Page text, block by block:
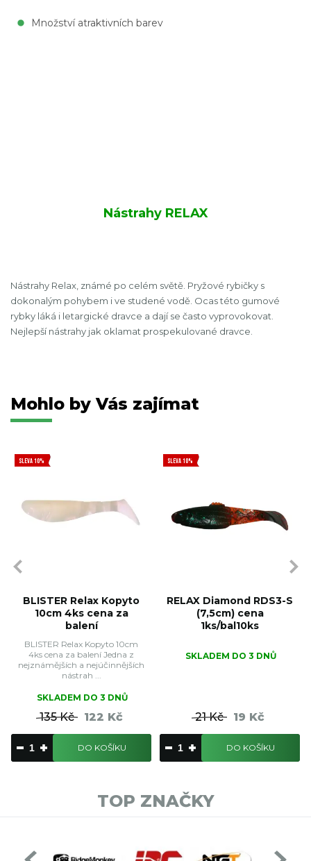
Množství atraktivních barev
Nástrahy RELAX
Nástrahy Relax, známé po celém světě. Pryžové rybičky s
dokonalým pohybem i ve studené vodě. Ocas této gumové
rybky láká i letargické dravce a dají se často vyprovokovat.
Nejlepší nástrahy jak oklamat prospekulované dravce.
Mohlo by Vás zajímat
SLEVA 10%
BLISTER Relax Kopyto
10cm 4ks cena za
balení
BLISTER Relax Kopyto 10cm
4ks cena za balení Jedna z
nejznámějších a nejúčinnějších
nástrah ...
SKLADEM DO 3 DNŮ
135 Kč 122 Kč
DO KOŠÍKU
SLEVA 10%
RELAX Diamond RDS3-S
(7,5cm) cena
1ks/bal10ks
SKLADEM DO 3 DNŮ
21 Kč 19 Kč
DO KOŠÍKU
TOP ZNAČKY